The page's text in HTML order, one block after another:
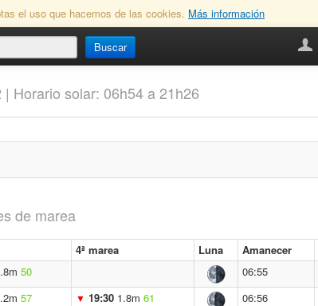
el uso que hacemos de las cookies. Más información
Buscar
Horario solar: 06h54 a 21h26
de marea
4ª marea Luna Amanecer
50 06:55
57 ▼ 19:30 1.8m 61 06:56